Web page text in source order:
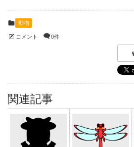
動物
コメント 0件
関連記事